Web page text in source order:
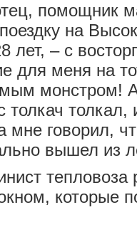
помощник
на
лет, – с
для меня на
монстром!
толкал,
мне говорил,
вышел из
тепловоза
которые